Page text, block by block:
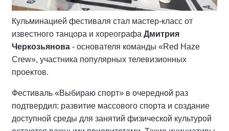
Кульминацией фестиваля стал мастер-класс от
известного танцора и хореографа Дмитрия
Черкозьянова - основателя команды «Red Haze
Crew», участника популярных телевизионных
проектов.
Фестиваль «Выбираю спорт» в очередной раз
подтвердил: развитие массового спорта и создание
доступной среды для занятий физической культурой